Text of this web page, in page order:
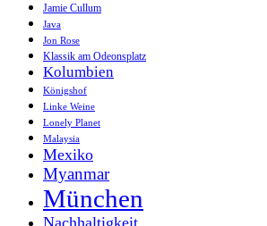
Jamie Cullum
Java
Jon Rose
Klassik am Odeonsplatz
Kolumbien
Königshof
Linke Weine
Lonely Planet
Malaysia
Mexiko
Myanmar
München